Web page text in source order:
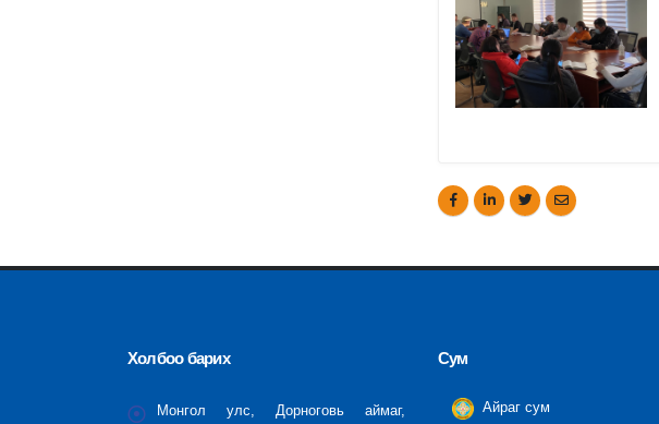
Холбоо барих
Монгол улс, Дорноговь аймаг,
Сум
Айраг сум